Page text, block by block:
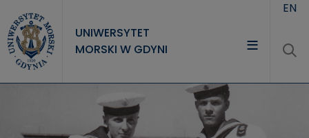
UNIWERSYTET
MORSKI W GDYNI
EN